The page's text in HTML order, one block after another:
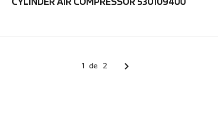
CYLINDER AIR COMPRESSOR 530109400
1 de 2